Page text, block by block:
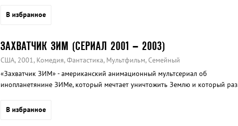
В избранное
ЗАХВАТЧИК ЗИМ (СЕРИАЛ 2001 – 2003)
США, 2001, Комедия, Фантастика, Мультфильм, Семейный
«Захватчик ЗИМ» - американский анимационный мультсериал об
инопланетянине ЗИМе, который мечтает уничтожить Землю и который раз
В избранное